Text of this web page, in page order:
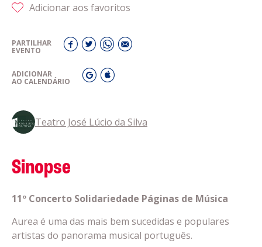
Adicionar aos favoritos
PARTILHAR
EVENTO
ADICIONAR
AO CALENDÁRIO
Teatro José Lúcio da Silva
Sinopse
11º Concerto Solidariedade Páginas de Música
Aurea é uma das mais bem sucedidas e populares
artistas do panorama musical português.